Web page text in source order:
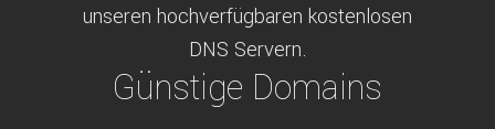
unseren hochverfügbaren kostenlosen
DNS Servern.
Günstige Domains